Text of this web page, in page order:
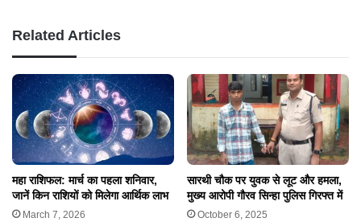
Related Articles
महा राशिफल: मार्च का पहला शनिवार,
जानें किन राशियों को मिलेगा आर्थिक लाभ
March 7, 2026
सारथी चौक पर युवक से लूट और हमला,
मुख्य आरोपी गौरव सिन्हा पुलिस गिरफ्त में
October 6, 2025